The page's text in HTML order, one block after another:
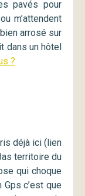
pavés pour
m’attendent
arrosé sur
dans un hôtel
?
déjà ici (lien
territoire du
qui choque
Gps c’est que